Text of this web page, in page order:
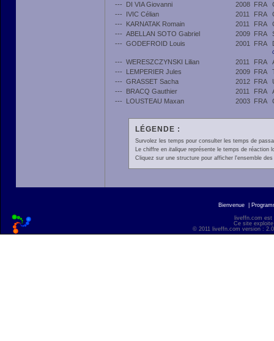
---
DI VIA Giovanni 2008 FRA
---
IVIC Célian 2011 FRA
---
KARNATAK Romain 2011 FRA
--- ABELLAN SOTO Gabriel 2009 FRA
--- GODEFROID Louis 2001 FRA
--- WERESZCZYNSKI Lilian 2011 FRA
---
LEMPERIER Jules 2009 FRA
--- GRASSET Sacha 2012 FRA
---
BRACQ Gauthier 2011 FRA
---
LOUSTEAU Maxan 2003 FRA
LÉGENDE :
Survolez les temps pour consulter les temps de
Le chiffre en italiquereprésente le temps de réaction
Cliquez sur une structure pour afficher l'ensemble
Bienvenue
liveffn.com est
Ce site
© 2011 liveffn.com version :